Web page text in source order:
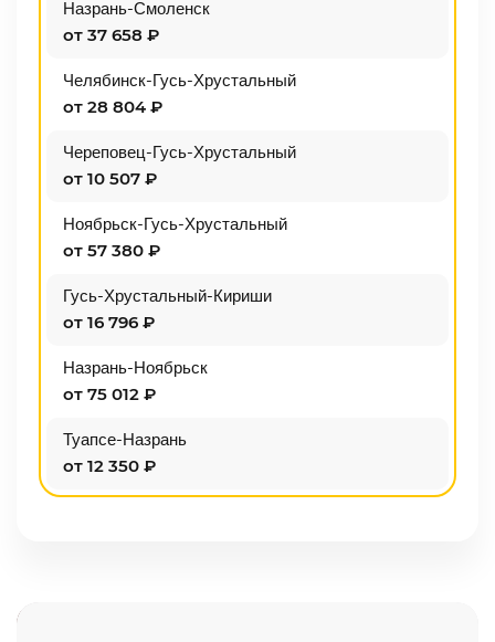
Назрань-Смоленск
от 37 658 ₽
Челябинск-Гусь-Хрустальный
от 28 804 ₽
Череповец-Гусь-Хрустальный
от 10 507 ₽
Ноябрьск-Гусь-Хрустальный
от 57 380 ₽
Гусь-Хрустальный-Кириши
от 16 796 ₽
Назрань-Ноябрьск
от 75 012 ₽
Туапсе-Назрань
от 12 350 ₽